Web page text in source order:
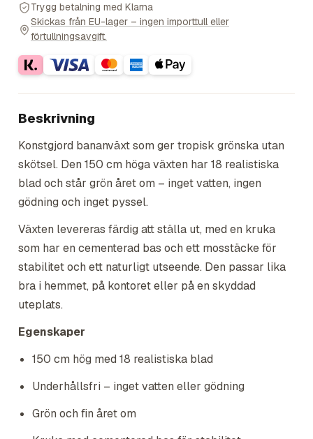
Trygg betalning med Klarna
Skickas från EU-lager – ingen importtull eller
förtullningsavgift.
Beskrivning
Konstgjord bananväxt som ger tropisk grönska utan
skötsel. Den 150 cm höga växten har 18 realistiska
blad och står grön året om – inget vatten, ingen
gödning och inget pyssel.
Växten levereras färdig att ställa ut, med en kruka
som har en cementerad bas och ett mosstäcke för
stabilitet och ett naturligt utseende. Den passar lika
bra i hemmet, på kontoret eller på en skyddad
uteplats.
Egenskaper
150 cm hög med 18 realistiska blad
Underhållsfri – inget vatten eller gödning
Grön och fin året om